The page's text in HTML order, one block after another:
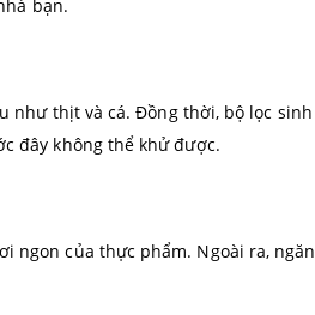
bạn.
như thịt và cá. Đồng thời, bộ lọc sinh
đây không thể khử được.
ngon của thực phẩm. Ngoài ra, ngăn